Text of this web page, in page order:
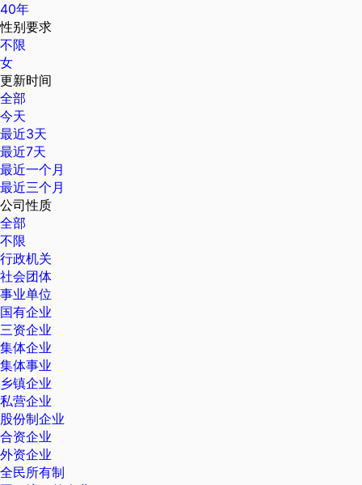
40年
性别要求
不限
女
更新时间
全部
今天
最近3天
最近7天
最近一个月
最近三个月
公司性质
全部
不限
行政机关
社会团体
事业单位
国有企业
三资企业
集体企业
集体事业
乡镇企业
私营企业
股份制企业
合资企业
外资企业
全民所有制